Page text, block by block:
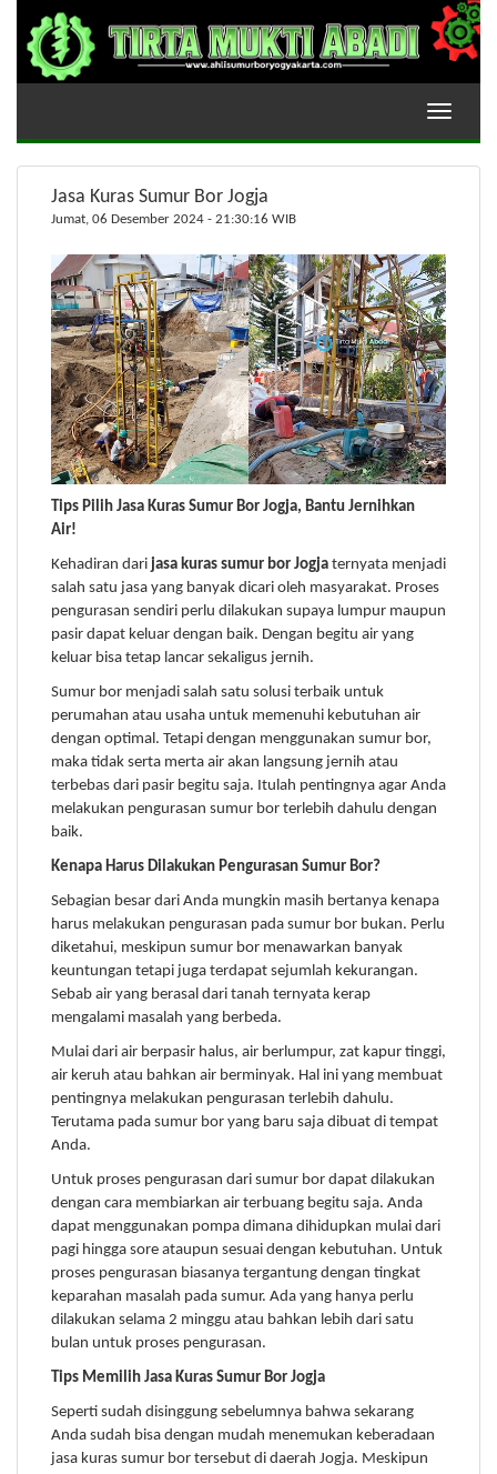
Toggle
Jasa Kuras Sumur Bor Jogja
Jumat, 06 Desember 2024 - 21:30:16 WIB
Tips Pilih Jasa Kuras Sumur Bor Jogja, Bantu Jernihkan
Air!
Kehadiran dari jasa kuras sumur bor Jogja ternyata menjadi
salah satu jasa yang banyak dicari oleh masyarakat. Proses
pengurasan sendiri perlu dilakukan supaya lumpur maupun
pasir dapat keluar dengan baik. Dengan begitu air yang
keluar bisa tetap lancar sekaligus jernih.
Sumur bor menjadi salah satu solusi terbaik untuk
perumahan atau usaha untuk memenuhi kebutuhan air
dengan optimal. Tetapi dengan menggunakan sumur bor,
maka tidak serta merta air akan langsung jernih atau
terbebas dari pasir begitu saja. Itulah pentingnya agar Anda
melakukan pengurasan sumur bor terlebih dahulu dengan
baik.
Kenapa Harus Dilakukan Pengurasan Sumur Bor?
Sebagian besar dari Anda mungkin masih bertanya kenapa
harus melakukan pengurasan pada sumur bor bukan. Perlu
diketahui, meskipun sumur bor menawarkan banyak
keuntungan tetapi juga terdapat sejumlah kekurangan.
Sebab air yang berasal dari tanah ternyata kerap
mengalami masalah yang berbeda.
Mulai dari air berpasir halus, air berlumpur, zat kapur tinggi,
air keruh atau bahkan air berminyak. Hal ini yang membuat
pentingnya melakukan pengurasan terlebih dahulu.
Terutama pada sumur bor yang baru saja dibuat di tempat
Anda.
Untuk proses pengurasan dari sumur bor dapat dilakukan
dengan cara membiarkan air terbuang begitu saja. Anda
dapat menggunakan pompa dimana dihidupkan mulai dari
pagi hingga sore ataupun sesuai dengan kebutuhan. Untuk
proses pengurasan biasanya tergantung dengan tingkat
keparahan masalah pada sumur. Ada yang hanya perlu
dilakukan selama 2 minggu atau bahkan lebih dari satu
bulan untuk proses pengurasan.
Tips Memilih Jasa Kuras Sumur Bor Jogja
Seperti sudah disinggung sebelumnya bahwa sekarang
Anda sudah bisa dengan mudah menemukan keberadaan
jasa kuras sumur bor tersebut di daerah Jogja. Meskipun